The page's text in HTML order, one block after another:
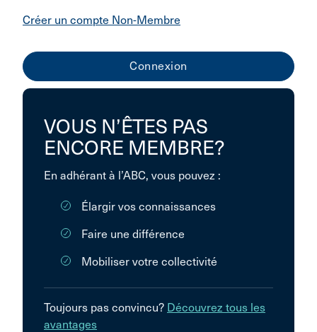
Créer un compte Non-Membre
VOUS N’ÊTES PAS
ENCORE MEMBRE?
En adhérant à l’ABC, vous pouvez :
Élargir vos connaissances
Faire une différence
Mobiliser votre collectivité
Toujours pas convincu? Découvrez tous les
avantages